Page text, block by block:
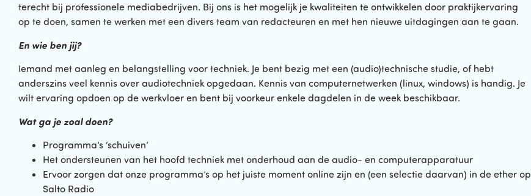
terecht bij professionele mediabedrijven. Bij ons is het mogelijk je kwaliteiten te ontwikkelen door praktijkervaring
op te doen, samen te werken met een divers team van redacteuren en met hen nieuwe uitdagingen aan te gaan.
En wie ben jij?
Iemand met aanleg en belangstelling voor techniek. Je bent bezig met een (audio)technische studie, of hebt
anderszins veel kennis over audiotechniek opgedaan. Kennis van computernetwerken (linux, windows) is handig. Je
wilt ervaring opdoen op de werkvloer en bent bij voorkeur enkele dagdelen in de week beschikbaar.
Wat ga je zoal doen?
Programma’s ‘schuiven’
Het ondersteunen van het hoofd techniek met onderhoud aan de audio- en computerapparatuur
Ervoor zorgen dat onze programma’s op het juiste moment online zijn en (een selectie daarvan) in de ether op
Salto Radio